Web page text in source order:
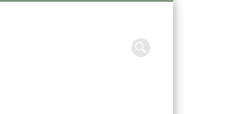
Fotografía y